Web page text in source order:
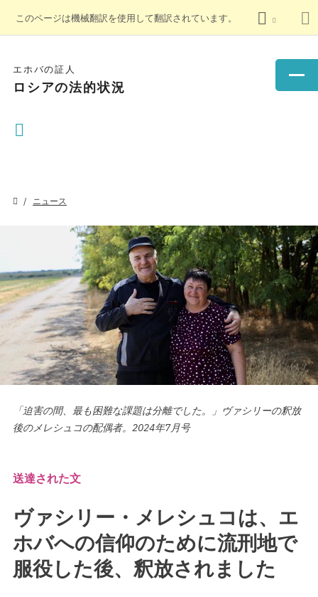
このページは機械翻訳を使用して翻訳されています。
エホバの証人
ロシアの法的状況
ニュース
「迫害の間、最も困難な課題は分離でした。」ヴァシリーの釈放
後のメレシュコの配偶者。2024年7月号
送達された文
ヴァシリー・メレシュコは、エ
ホバへの信仰のために流刑地で
服役した後、釈放されました